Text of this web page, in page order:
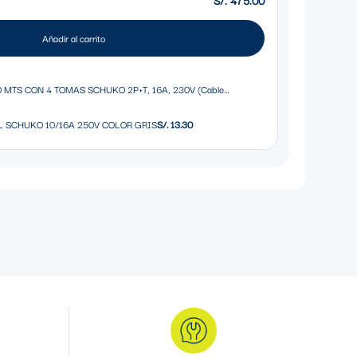
Añadir al carrito
CON 4 TOMAS SCHUKO 2P+T, 16A, 230V (Cable
1)
SCHUKO 10/16A 250V COLOR GRISS/. 13.30